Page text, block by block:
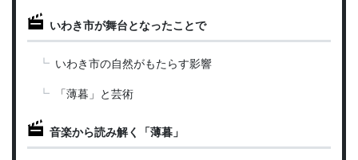
いわき市が舞台となったことで
いわき市の自然がもたらす影響
「薄暮」と芸術
音楽から読み解く「薄暮」